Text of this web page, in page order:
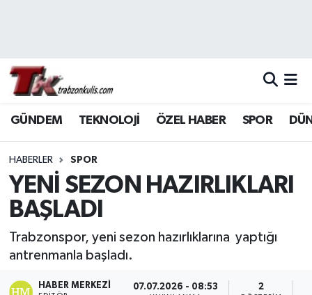
GÜNDEM TEKNOLOJİ ÖZEL HABER SPOR
HABERLER SPOR
YENİ SEZON HAZIRLIKLARI
BAŞLADI
Trabzonspor, yeni sezon hazırlıklarına yaptığı
antrenmanla başladı.
HABER MERKEZI 07.07.2026 - 08:53 2
Trabzon Hava Durumu
Trabzon Namaz Vakitleri
Trabzon Trafik Yoğunluk Haritası
Süper Lig Puan Durumu ve Fikstür
Tüm Manşetler
Son Dakika Haberleri